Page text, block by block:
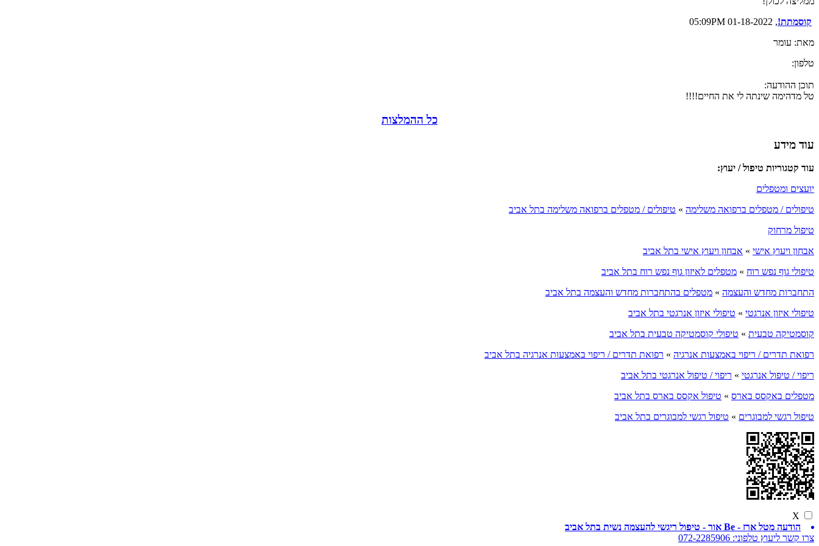
קוסמתת!, 01-18-2022 05:09PM
מאת: עומר
טלפון:
תוכן ההודעה:
טל מדהימה שינתה לי את החיים!!!!
כל ההמלצות
עוד מידע
עוד קטגוריות טיפול / יעוץ:
יועצים ומטפלים
טיפולים / מטפלים ברפואה משלימה » טיפולים / מטפלים ברפואה משלימה בתל אביב
טיפול מרחוק
אבחון ויעוץ אישי » אבחון ויעוץ אישי בתל אביב
טיפולי גוף נפש רוח » מטפלים לאיזון גוף נפש רוח בתל אביב
התחברות מחדש והעצמה » מטפלים בהתחברות מחדש והעצמה בתל אביב
טיפולי איזון אנרגטי » טיפולי איזון אנרגטי בתל אביב
קוסמטיקה טבעית » טיפולי קוסמטיקה טבעית בתל אביב
רפואת תדרים / ריפוי באמצעות אנרגיה » רפואת תדרים / ריפוי באמצעות אנרגיה בתל אביב
ריפוי / טיפול אנרגטי » ריפוי / טיפול אנרגטי בתל אביב
מטפלים באקסס בארס » טיפול אקסס בארס בתל אביב
טיפול רגשי למבוגרים » טיפול רגשי למבוגרים בתל אביב
X
הודעה מטל ארז - Be אור - טיפול ריגשי להעצמה נשית בתל אביב
צרו קשר ליעוץ טלפוני: 072-2285906